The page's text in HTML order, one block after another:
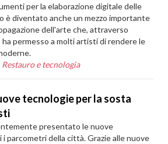
per la elaborazione digitale delle
è diventato anche un mezzo importante
dell'arte che, attraverso
permesso a molti artisti di rendere le
e tecnologia
tecnologie per la sosta
presentato le nuove
parcometri della città. Grazie alle nuove